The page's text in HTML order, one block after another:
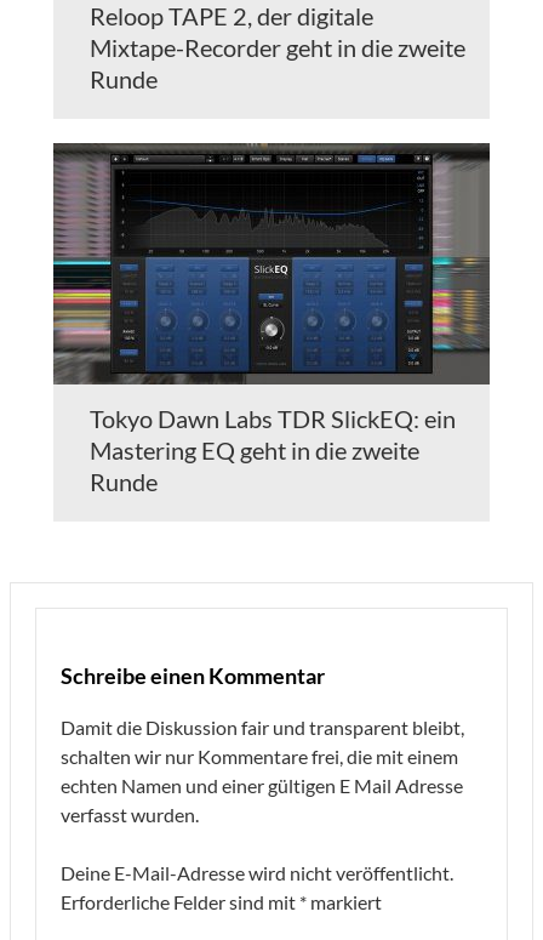
Reloop TAPE 2, der digitale
Mixtape-Recorder geht in die zweite
Runde
Tokyo Dawn Labs TDR SlickEQ: ein
Mastering EQ geht in die zweite
Runde
Schreibe einen Kommentar
Damit die Diskussion fair und transparent bleibt,
schalten wir nur Kommentare frei, die mit einem
echten Namen und einer gültigen E Mail Adresse
verfasst wurden.
Deine E-Mail-Adresse wird nicht veröffentlicht.
Erforderliche Felder sind mit * markiert